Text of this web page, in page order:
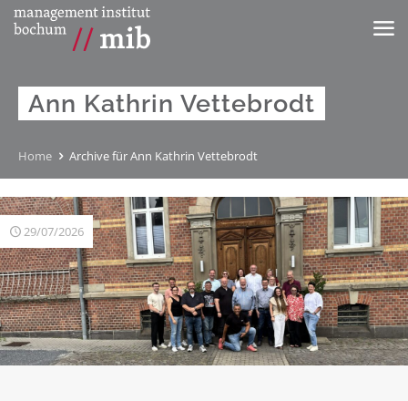
Ann Kathrin Vettebrodt
Home Archive für Ann Kathrin Vettebrodt
29/07/2026